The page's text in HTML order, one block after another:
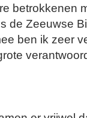
betrokkenen
de Zeeuwse
ben ik zeer